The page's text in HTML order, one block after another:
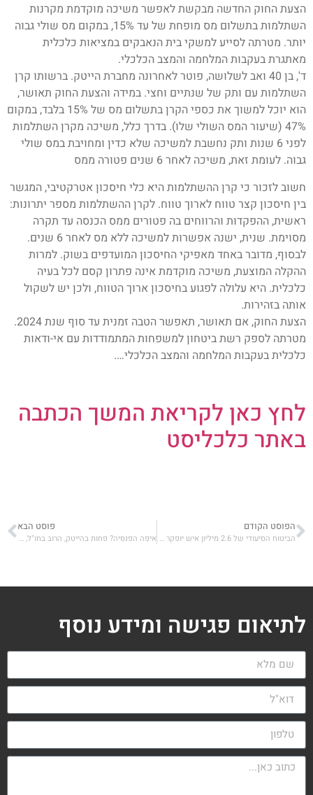
הצעת החוק החדשה מבקשת לאפשר משיכה מוקדמת מקרנות
השתלמות בתשלום מס מופחת של עד 15%, במקום מס שולי גבוה
יותר. מטרתה לסייע למשקי בית הנאבקים במציאות כלכלית
מאתגרת בעקבות המלחמה והמצב הכלכלי.
ד', בן 40 ואב לשלושה, פוטר לאחרונה מחברת הייטק. ברשותו קרן
השתלמות עם ותק של שנתיים וחצי. במידה והצעת החוק תאושר,
הוא יוכל למשוך את כספי הקרן בתשלום מס של 15% בלבד, במקום
47% (שיעור המס השולי שלו). בדרך כלל, משיכה מקרן השתלמות
לפני 6 שנות ותק נחשבת למשיכה שלא כדין ומחויבת במס שולי
גבוה. לעומת זאת, משיכה לאחר 6 שנים פטורה ממס
חשוב לזכור כי קרן ההשתלמות היא כלי חיסכון אטרקטיבי, המגשר
בין חיסכון קצר טווח לארוך טווח. לקרן ההשתלמות מספר יתרונות:
ראשית, ההפקדות והרווחים בה פטורים ממס הכנסה עד תקרה
מסוימת. שנית, ישנה אפשרות למשיכה ללא מס לאחר 6 שנים.
לבסוף, מדובר באחד מאפיקי החיסכון המועדפים בשוק. למרות
ההקלה המוצעת, משיכה מוקדמת אינה פתרון קסם לכל בעיה
כלכלית. היא עלולה לפגוע בחיסכון ארוך הטווח, ולכן יש לשקול
אותה בזהירות.
הצעת החוק, אם תאושר, תאפשר הטבה זמנית עד סוף שנת 2024.
מטרתה לספק רשת ביטחון למשפחות המתמודדות עם אי-ודאות
כלכלית בעקבות המלחמה והמצב הכלכלי….
לחץ כאן לקריאת המשך הכתבה
באתר כלכליסט
הפוסט הקודם
הביטוח הסיעודי של 2.6 מיליון איש יופקר בעוד חודשיים, והאחראים עסוקים בהאשמות
פוסט הבא
איפה הפנסיה? פחות בהייטק, הרוב בחו"ל, והאפיקים הלא סחירים צוברים תאוצה
לתיאום פגישה ומידע נוסף